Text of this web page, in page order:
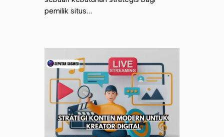
pemilik situs…